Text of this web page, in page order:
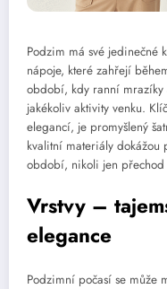
Podzim má své jedinečné
nápoje, které zahřejí
období, kdy ranní mrazíky
jakékoliv aktivity venku.
elegancí, je promyšlený
kvalitní materiály
období, nikoli jen
Vrstvy –
elegance
Podzimní počasí se může